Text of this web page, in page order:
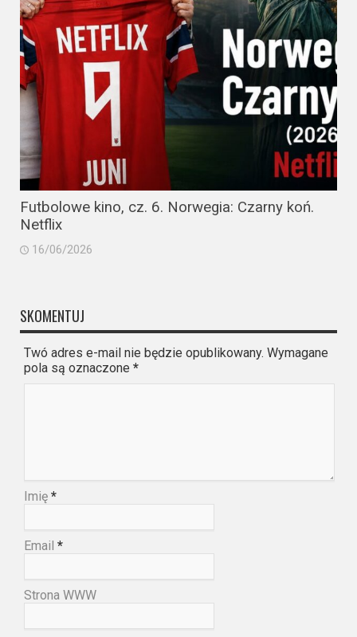
Futbolowe kino, cz. 6. Norwegia: Czarny koń.
Netflix
16/06/2026
SKOMENTUJ
Twó adres e-mail nie będzie opublikowany. Wymagane
pola są oznaczone *
Imię *
Email *
Strona WWW